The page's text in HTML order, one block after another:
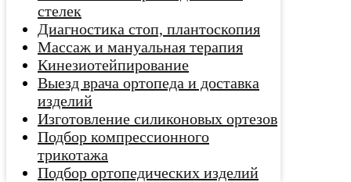
стелек
Диагностика стоп, плантоскопия
Массаж и мануальная терапия
Кинезиотейпирование
Выезд врача ортопеда и доставка
изделий
Изготовление силиконовых ортезов
Подбор компрессионного
трикотажа
Подбор ортопедических изделий